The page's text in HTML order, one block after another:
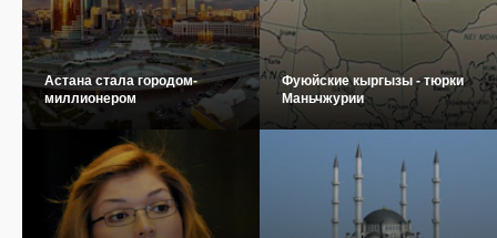
Астана стала городом-
миллионером
Фуюйские кыргызы - тюрки
Маньчжурии